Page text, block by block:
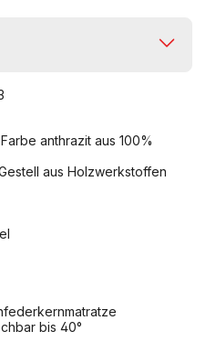
anthrazit aus 100%
aus Holzwerkstoffen
bis 40°